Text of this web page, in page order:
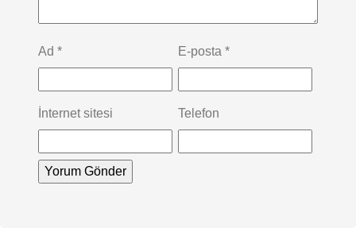
Ad * E-posta *
İnternet sitesi Telefon